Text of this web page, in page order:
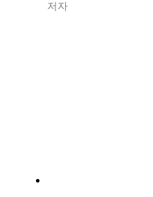
저자